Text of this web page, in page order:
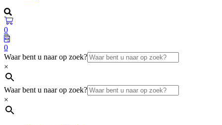
0
0
Waar bent u naar op zoek?
×
Waar bent u naar op zoek?
×